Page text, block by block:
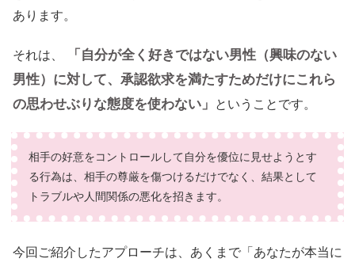
あります。
それは、
「自分が全く好きではない男性（興味のない
男性）に対して、承認欲求を満たすためだけにこれら
の思わせぶりな態度を使わない」
ということです。
相手の好意をコントロールして自分を優位に見せようとす
る行為は、相手の尊厳を傷つけるだけでなく、結果として
トラブルや人間関係の悪化を招きます。
今回ご紹介したアプローチは、あくまで「あなたが本当に